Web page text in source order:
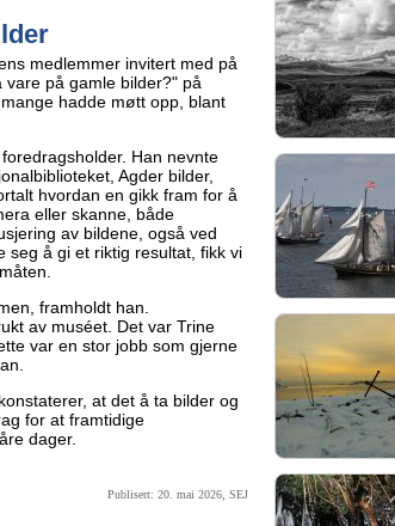
medlemmer invitert med på
på gamle bilder?" på
hadde møtt opp, blant
Han nevnte
Agder bilder,
hvordan en gikk fram for å
eller skanne, både
av bildene, også ved
seg å gi et riktig resultat, fikk vi
framholdt han.
av muséet. Det var Trine
var en stor jobb som gjerne
at det å ta bilder og
for at framtidige
dager.
Publisert: 20. mai 2026, SEJ